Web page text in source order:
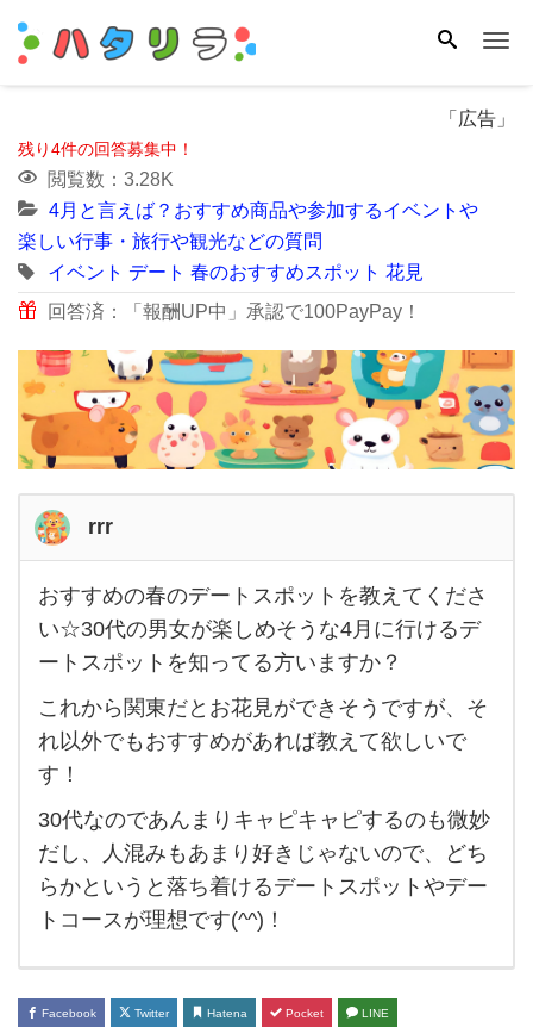
「広告」
残り4件の回答募集中！
閲覧数：3.28K
4月と言えば？おすすめ商品や参加するイベントや
楽しい行事・旅行や観光などの質問
イベント デート 春のおすすめスポット 花見
回答済：「報酬UP中」承認で100PayPay！
rrr
おす
すめ
のデ
ート
スポ
ット
を教
えて
くだ
さい
☆30
おすすめの春のデートスポットを教えてくださ
い☆30代の男女が楽しめそうな4月に行けるデ
ートスポットを知ってる方いますか？
これから関東だとお花見ができそうですが、そ
れ以外でもおすすめがあれば教えて欲しいで
す！
30代なのであんまりキャピキャピするのも微妙
だし、人混みもあまり好きじゃないので、どち
らかというと落ち着けるデートスポットやデー
トコースが理想です(^^)！
Facebook Twitter Hatena Pocket LINE